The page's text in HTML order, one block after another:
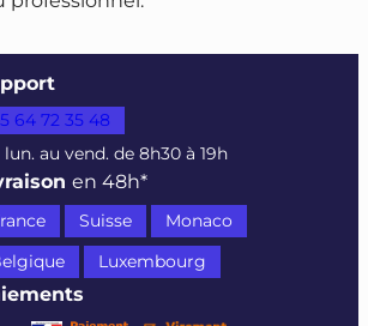
64 72 35 48
lun. au vend. de 8h30 à 19h
en 48h*
Suisse
Monaco
Luxembourg